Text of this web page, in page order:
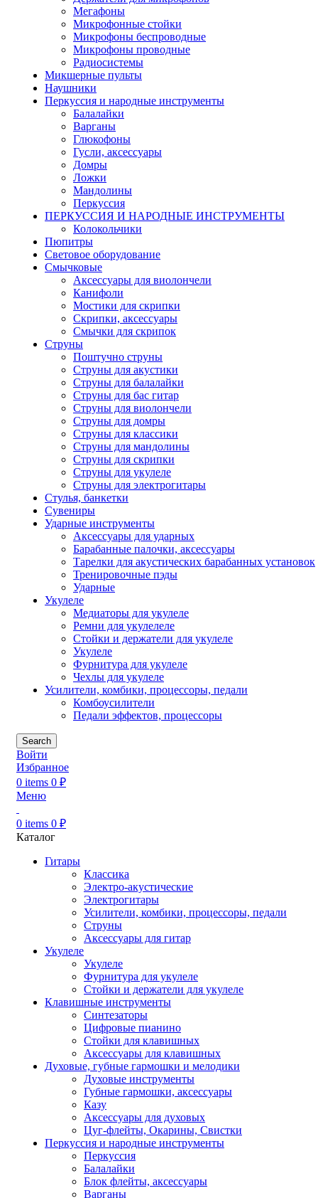
Мегафоны
Микрофонные стойки
Микрофоны беспроводные
Микрофоны проводные
Радиосистемы
Микшерные пульты
Наушники
Перкуссия и народные инструменты
Балалайки
Варганы
Глюкофоны
Гусли, аксессуары
Домры
Ложки
Мандолины
Перкуссия
ПЕРКУССИЯ И НАРОДНЫЕ ИНСТРУМЕНТЫ
Колокольчики
Пюпитры
Световое оборудование
Смычковые
Аксессуары для виолончели
Канифоли
Мостики для скрипки
Скрипки, аксессуары
Смычки для скрипок
Струны
Поштучно струны
Струны для акустики
Струны для балалайки
Струны для бас гитар
Струны для виолончели
Струны для домры
Струны для классики
Струны для мандолины
Струны для скрипки
Струны для укулеле
Струны для электрогитары
Стулья, банкетки
Сувениры
Ударные инструменты
Аксессуары для ударных
Барабанные палочки, аксессуары
Тарелки для акустических барабанных установок
Тренировочные пэды
Ударные
Укулеле
Медиаторы для укулеле
Ремни для укулелеле
Стойки и держатели для укулеле
Укулеле
Фурнитура для укулеле
Чехлы для укулеле
Усилители, комбики, процессоры, педали
Комбоусилители
Педали эффектов, процессоры
Search
Войти
Избранное
0 items 0 ₽
Меню
0 items 0 ₽
Каталог
Гитары
Классика
Электро-акустические
Электрогитары
Усилители, комбики, процессоры, педали
Струны
Аксессуары для гитар
Укулеле
Укулеле
Фурнитура для укулеле
Стойки и держатели для укулеле
Клавишные инструменты
Синтезаторы
Цифровые пианино
Стойки для клавишных
Аксессуары для клавишных
Духовые, губные гармошки и мелодики
Духовые инструменты
Губные гармошки, аксессуары
Казу
Аксессуары для духовых
Цуг-флейты, Окарины, Свистки
Перкуссия и народные инструменты
Перкуссия
Балалайки
Блок флейты, аксессуары
Варганы